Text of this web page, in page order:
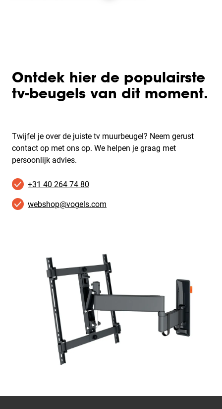
Ontdek hier de populairste
tv-beugels van dit moment.
Twijfel je over de juiste tv muurbeugel? Neem gerust
contact op met ons op. We helpen je graag met
persoonlijk advies.
+31 40 264 74 80
webshop@vogels.com